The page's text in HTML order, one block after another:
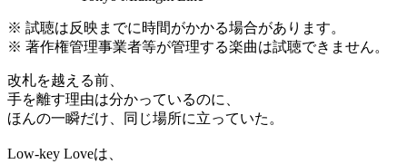
※ 試聴は反映までに時間がかかる場合があります。
※ 著作権管理事業者等が管理する楽曲は試聴できません。
改札を越える前、
手を離す理由は分かっているのに、
ほんの一瞬だけ、同じ場所に立っていた。
Low-key Loveは、